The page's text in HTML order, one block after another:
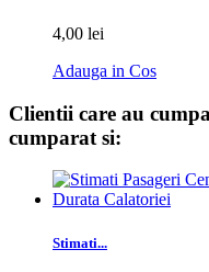
4,00 lei
Adauga in Cos
Clientii care au
cumparat si:
Stimati...